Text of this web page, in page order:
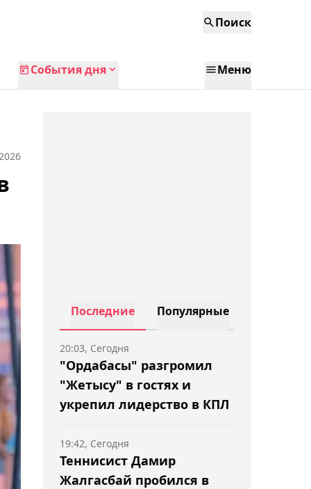
Поиск
События дня Меню
Последние Популярные
"Ордабасы" разгромил
"Жетысу" в гостях и
укрепил лидерство в КПЛ
20:03, Сегодня
Теннисист Дамир
Жалгасбай пробился в
19:42, Сегодня